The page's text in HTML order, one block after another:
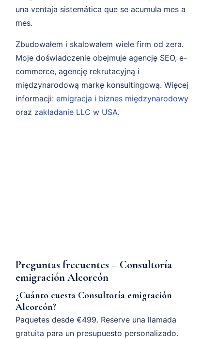
una ventaja sistemática que se acumula mes a
mes.
Zbudowałem i skalowałem wiele firm od zera.
Moje doświadczenie obejmuje agencję SEO, e-
commerce, agencję rekrutacyjną i
międzynarodową markę konsultingową. Więcej
informacji: emigracja i biznes międzynarodowy
oraz zakładanie LLC w USA.
Preguntas frecuentes – Consultoría
emigración Alcorcón
¿Cuánto cuesta Consultoría emigración
Alcorcón?
Paquetes desde €499. Reserve una llamada
gratuita para un presupuesto personalizado.